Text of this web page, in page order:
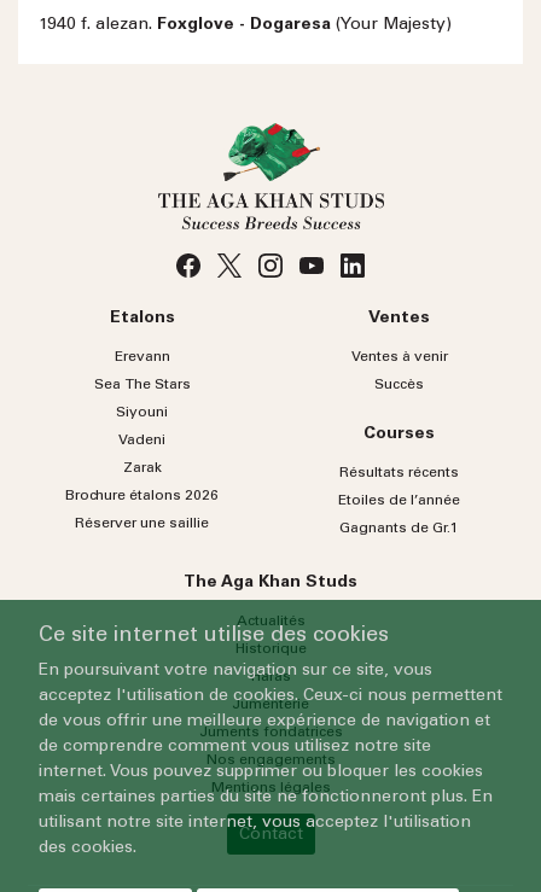
1940 f. alezan. Foxglove - Dogaresa (Your Majesty)
Etalons
Erevann
Sea TheStars
Siyouni
Vadeni
Zarak
Brochure étalons 2026
Réserver une saillie
Ventes
Ventes à venir
Succès
Courses
Résultats récents
Etoiles de l’année
Gagnants de Gr.1
The Aga Khan Studs
Actualités
Historique
Haras
Jumenterie
Juments fondatrices
Nos engagements
Mentions légales
Contact
Ce site internet utilise des cookies
En poursuivant votre navigation sur ce site, vous
acceptez l'utilisation de cookies. Ceux-ci nous permettent
de vous offrir une meilleure expérience de navigation et
de comprendre comment vous utilisez notre site
internet. Vous pouvez supprimer ou bloquer les cookies
mais certaines parties du site ne fonctionneront plus. En
utilisant notre site internet, vous acceptez l'utilisation
des cookies.